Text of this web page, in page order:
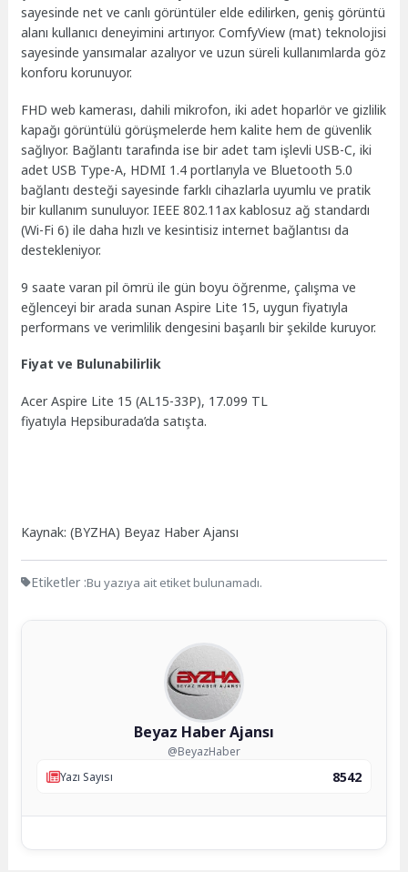
sayesinde net ve canlı görüntüler elde edilirken, geniş görüntü
alanı kullanıcı deneyimini artırıyor. ComfyView (mat) teknolojisi
sayesinde yansımalar azalıyor ve uzun süreli kullanımlarda göz
konforu korunuyor.
FHD web kamerası, dahili mikrofon, iki adet hoparlör ve gizlilik
kapağı görüntülü görüşmelerde hem kalite hem de güvenlik
sağlıyor. Bağlantı tarafında ise bir adet tam işlevli USB-C, iki
adet USB Type-A, HDMI 1.4 portlarıyla ve Bluetooth 5.0
bağlantı desteği sayesinde farklı cihazlarla uyumlu ve pratik
bir kullanım sunuluyor. IEEE 802.11ax kablosuz ağ standardı
(Wi-Fi 6) ile daha hızlı ve kesintisiz internet bağlantısı da
destekleniyor.
9 saate varan pil ömrü ile gün boyu öğrenme, çalışma ve
eğlenceyi bir arada sunan Aspire Lite 15, uygun fiyatıyla
performans ve verimlilik dengesini başarılı bir şekilde kuruyor.
Fiyat ve Bulunabilirlik
Acer Aspire Lite 15 (AL15-33P), 17.099 TL
fiyatıyla Hepsiburada’da satışta.
Kaynak: (BYZHA) Beyaz Haber Ajansı
Etiketler :Bu yazıya ait etiket bulunamadı.
Beyaz Haber Ajansı
@BeyazHaber
Yazı Sayısı
8542